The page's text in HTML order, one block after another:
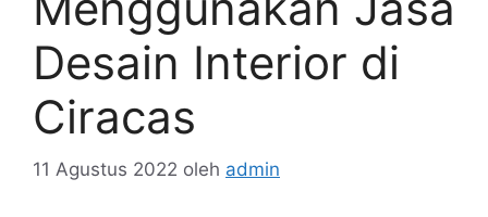
Desain Interior di
Ciracas
11 Agustus 2022 oleh admin